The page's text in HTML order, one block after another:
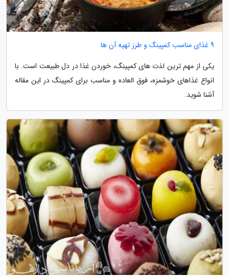
9 غذای مناسب کمپینگ و طرز تهیه آن ها
یکی از مهم ترین لذت های کمپینگ، خوردن غذا در دل طبیعت است. با
انواع غذاهای خوشمزه، فوق العاده و مناسب برای کمپینگ در این مقاله
آشنا شوید.